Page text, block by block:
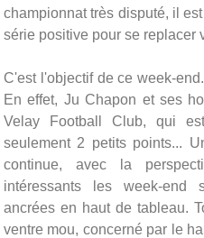
championnat très disputé, il
série positive pour se replacer
C'est l'objectif de ce week-
En effet, Ju Chapon et ses
Velay Football Club, qui
seulement 2 petits points...
continue, avec la
intéressants les week-end
ancrées en haut de tableau.
ventre mou, concerné par le